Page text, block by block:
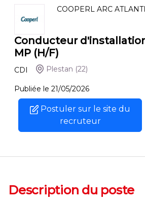
COOPERL ARC
Conducteur
MP (H/F)
CDI Plestan (22)
Publiée le 21/05/2026
Postuler sur le site du
recruteur
Description du poste